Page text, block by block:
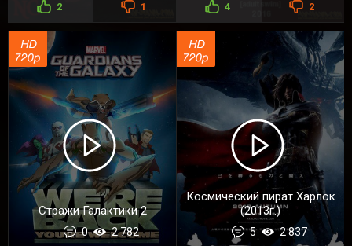
2 1 4 2
Стражи Галактики 2
0 2 782
Космический пират Харлок
(2013г.)
5 2 837